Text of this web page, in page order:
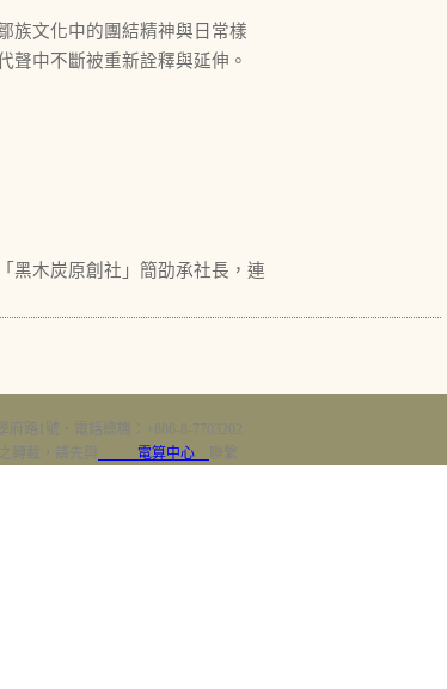
族文化中的團結精神與日常樣
聲中不斷被重新詮釋與延伸。
黑木炭原創社」簡劭承社長，連
電算中心